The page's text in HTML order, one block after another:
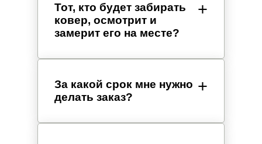
Тот, кто будет забирать
ковер, осмотрит и
замерит его на месте?
За какой срок мне нужно
делать заказ?